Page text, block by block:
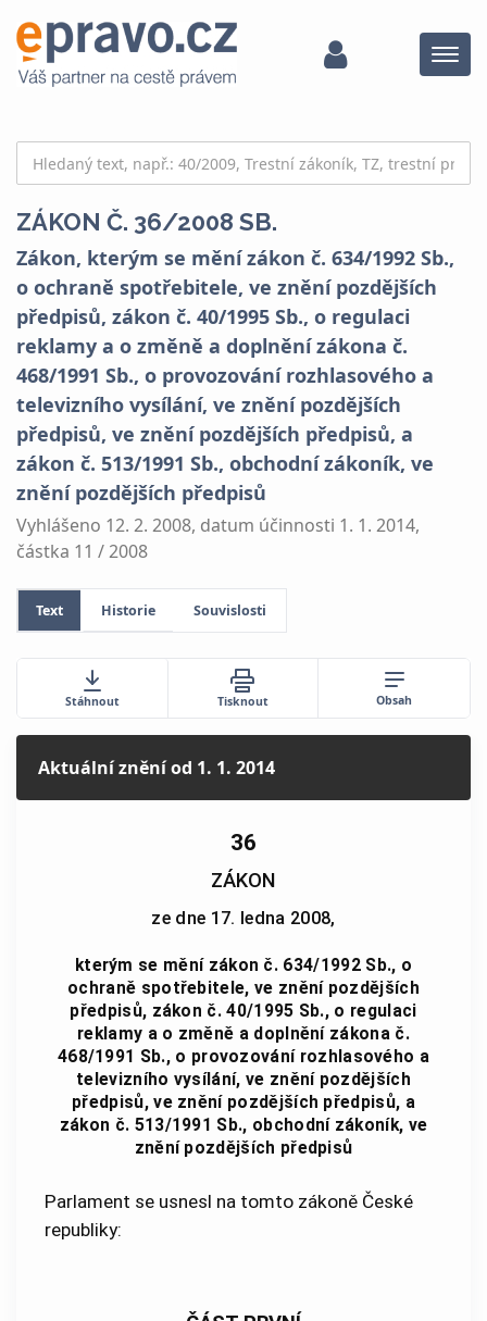
Menu
ZÁKON Č. 36/2008 SB.
Zákon, kterým se mění zákon č. 634/1992 Sb.,
o ochraně spotřebitele, ve znění pozdějších
předpisů, zákon č. 40/1995 Sb., o regulaci
reklamy a o změně a doplnění zákona č.
468/1991 Sb., o provozování rozhlasového a
televizního vysílání, ve znění pozdějších
předpisů, ve znění pozdějších předpisů, a
zákon č. 513/1991 Sb., obchodní zákoník, ve
znění pozdějších předpisů
Vyhlášeno 12. 2. 2008, datum účinnosti 1. 1. 2014,
částka 11 / 2008
Text Historie Souvislosti
Stáhnout Tisknout Obsah
Aktuální zněníod 1. 1. 2014
36
ZÁKON
ze dne 17. ledna 2008,
kterým se mění zákon č. 634/1992 Sb., o
ochraně spotřebitele, ve znění pozdějších
předpisů, zákon č. 40/1995 Sb., o regulaci
reklamy a o změně a doplnění zákona č.
468/1991 Sb., o provozování rozhlasového a
televizního vysílání, ve znění pozdějších
předpisů, ve znění pozdějších předpisů, a
zákon č. 513/1991 Sb., obchodní zákoník, ve
znění pozdějších předpisů
Parlament se usnesl na tomto zákoně České
republiky: